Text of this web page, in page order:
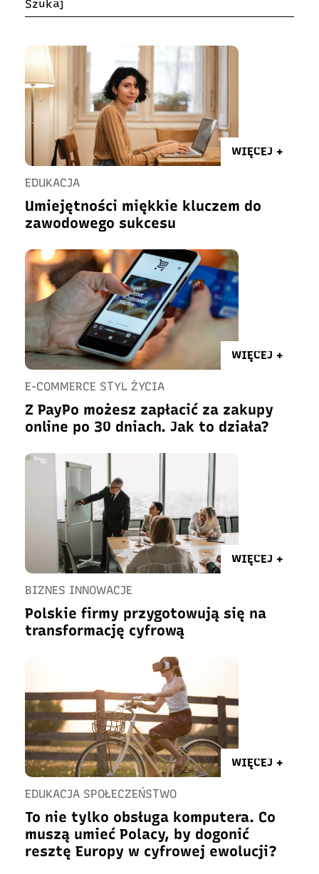
WIĘCEJ +
EDUKACJA
Umiejętności miękkie kluczem do
zawodowego sukcesu
WIĘCEJ +
E-COMMERCE STYL ŻYCIA
Z PayPo możesz zapłacić za zakupy
online po 30 dniach. Jak to działa?
WIĘCEJ +
BIZNES INNOWACJE
Polskie firmy przygotowują się na
transformację cyfrową
WIĘCEJ +
EDUKACJA SPOŁECZEŃSTWO
To nie tylko obsługa komputera. Co
muszą umieć Polacy, by dogonić
resztę Europy w cyfrowej ewolucji?